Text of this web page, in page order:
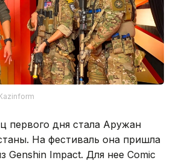
первого дня стала Аружан
На фестиваль она пришла
Genshin Impact. Для нее Comic